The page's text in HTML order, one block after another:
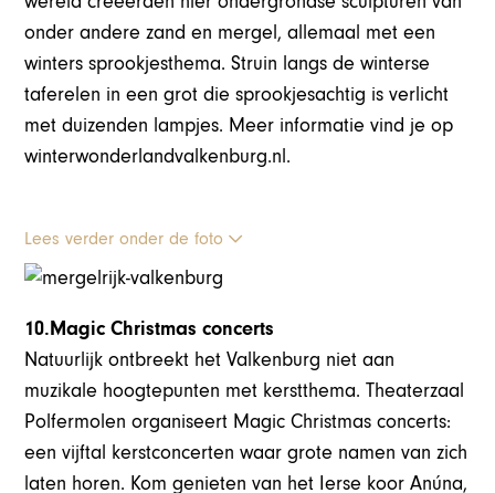
onder andere zand en mergel, allemaal met een
winters sprookjesthema. Struin langs de winterse
taferelen in een grot die sprookjesachtig is verlicht
met duizenden lampjes. Meer informatie vind je op
winterwonderlandvalkenburg.nl.
Lees verder onder de foto
10.Magic Christmas concerts
Natuurlijk ontbreekt het Valkenburg niet aan
muzikale hoogtepunten met kerstthema. Theaterzaal
Polfermolen organiseert Magic Christmas concerts:
een vijftal kerstconcerten waar grote namen van zich
laten horen. Kom genieten van het Ierse koor Anúna,